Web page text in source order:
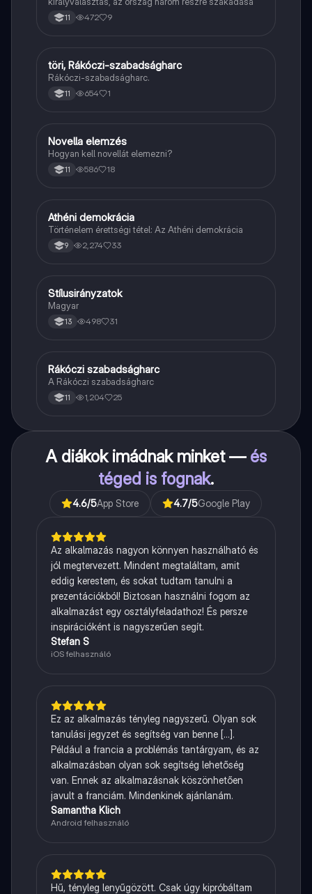
11 472 9
Töri
töri, Rákóczi-szabadságharc
Rákóczi-szabadságharc.
11 654 1
Magyar
Novella elemzés
Hogyan kell novellát elemezni?
11 586 18
Töri
Athéni demokrácia
Történelem érettségi tétel: Az Athéni demokrácia
9 2,274 33
Magyar
Stílusirányzatok
Magyar
13 498 31
Töri
Rákóczi szabadságharc
A Rákóczi szabadságharc
11 1,204 25
A diákok imádnak minket — és
téged is fognak.
4.6/5App Store 4.7/5Google Play
Az alkalmazás nagyon könnyen használható és
jól megtervezett. Mindent megtaláltam, amit
eddig kerestem, és sokat tudtam tanulni a
prezentációkból! Biztosan használni fogom az
alkalmazást egy osztályfeladathoz! És persze
inspirációként is nagyszerűen segít.
Stefan S
iOS felhasználó
Ez az alkalmazás tényleg nagyszerű. Olyan sok
tanulási jegyzet és segítség van benne [...].
Például a francia a problémás tantárgyam, és az
alkalmazásban olyan sok segítség lehetőség
van. Ennek az alkalmazásnak köszönhetően
javult a franciám. Mindenkinek ajánlanám.
Samantha Klich
Android felhasználó
Hű, tényleg lenyűgözött. Csak úgy kipróbáltam